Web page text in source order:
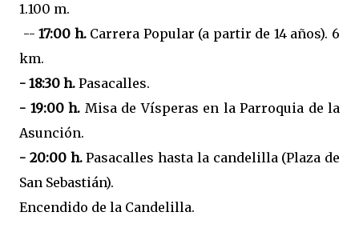
1.100 m.
--17:00 h.Carrera Popular (a partir de 14 años). 6
km.
- 18:30 h. Pasacalles.
- 19:00 h. Misa de Vísperas en la Parroquia de la
Asunción.
- 20:00 h.Pasacalles hasta la candelilla (Plaza de
San Sebastián).
Encendido de la Candelilla.